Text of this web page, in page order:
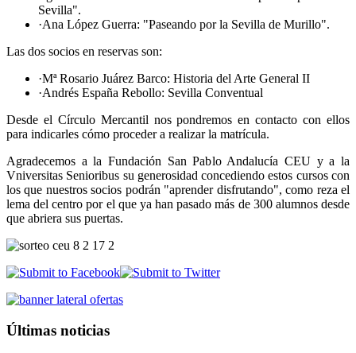
Sevilla".
·Ana López Guerra: "Paseando por la Sevilla de Murillo".
Las dos socios en reservas son:
·Mª Rosario Juárez Barco: Historia del Arte General II
·Andrés España Rebollo: Sevilla Conventual
Desde el Círculo Mercantil nos pondremos en contacto con ellos
para indicarles cómo proceder a realizar la matrícula.
Agradecemos a la Fundación San Pablo Andalucía CEU y a la
Vniversitas Senioribus su generosidad concediendo estos cursos con
los que nuestros socios podrán "aprender disfrutando", como reza el
lema del centro por el que ya han pasado más de 300 alumnos desde
que abriera sus puertas.
Últimas noticias